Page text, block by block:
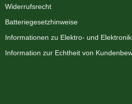
Widerrufsrecht
Batteriegesetzhinweise
Informationen zu Elektro- und
Information zur Echtheit von